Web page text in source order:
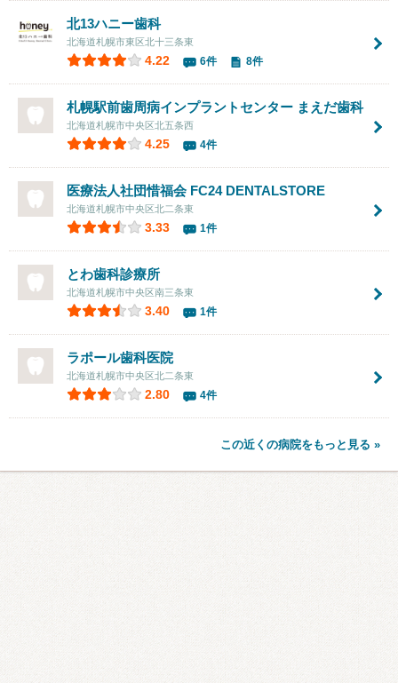
北13ハニー歯科
北海道札幌市東区北十三条東
4.22 6件 8件
札幌駅前歯周病インプラントセンター まえだ歯科
北海道札幌市中央区北五条西
4.25 4件
医療法人社団惜福会 FC24 DENTALSTORE
北海道札幌市中央区北二条東
3.33 1件
とわ歯科診療所
北海道札幌市中央区南三条東
3.40 1件
ラポール歯科医院
北海道札幌市中央区北二条東
2.80 4件
この近くの病院をもっと見る »